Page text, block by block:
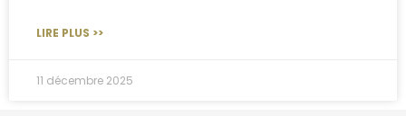
LIRE PLUS >>
11 décembre 2025